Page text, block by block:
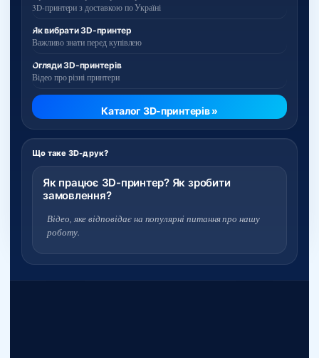
3D-принтери з доставкою по Україні
Як вибрати 3D-принтер
Важливо знати перед купівлею
Огляди 3D-принтерів
Відео про різні принтери
Каталог 3D-принтерів »
Що таке 3D-друк?
Як працює 3D-принтер? Як зробити
замовлення?
Відео, яке відповідає на популярні питання про нашу
роботу.